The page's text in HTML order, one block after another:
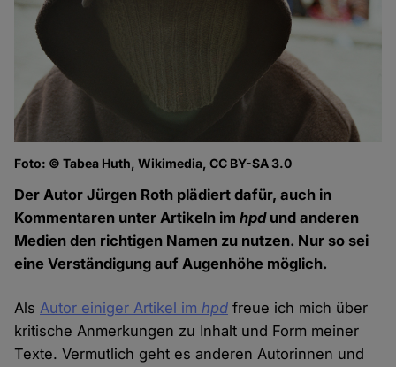
Foto: © Tabea Huth, Wikimedia, CC BY-SA 3.0
Der Autor Jürgen Roth plädiert dafür, auch in
Kommentaren unter Artikeln imhpdund anderen
Medien den richtigen Namen zu nutzen. Nur so sei
eine Verständigung auf Augenhöhe möglich.
AlsAutor einiger Artikel imhpd freue ich mich über
kritische Anmerkungen zu Inhalt und Form meiner
Texte. Vermutlich geht es anderen Autorinnen und